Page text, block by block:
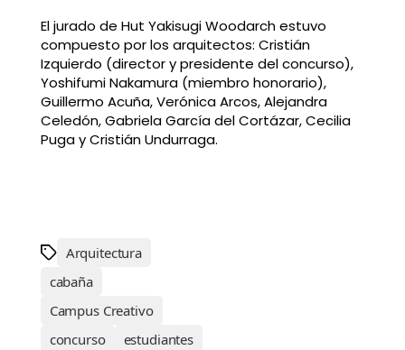
El jurado de Hut Yakisugi Woodarch estuvo
compuesto por los arquitectos: Cristián
Izquierdo (director y presidente del concurso),
Yoshifumi Nakamura (miembro honorario),
Guillermo Acuña, Verónica Arcos, Alejandra
Celedón, Gabriela García del Cortázar, Cecilia
Puga y Cristián Undurraga.
Arquitectura
cabaña
Campus Creativo
concurso
estudiantes